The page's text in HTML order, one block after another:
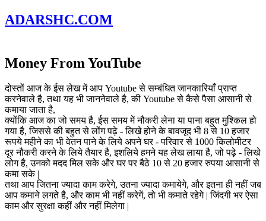
ADARSHC.COM
Money From YouTube
दोस्तों आज के ईस लेख में आप Youtube से सम्बंधित जानकारियाँ प्राप्त
करनेवाले है, तथा यह भी जाननेवाले है, की Youtube से कैसे पैसा आसानी से
कमाया जाता है,
क्योंकि आज का जो समय है, ईस समय में नौकरी लेना या पाना बहुत मुश्किल हो
गया है, जिससे की बहुत से लोंग पढ़े - लिखे होने के बावजूद भी 8 से 10 हजार
रूपये महीने का भी वेतन पाने के लिये अपने घर - परिवार से 1000 किलोमीटर
दूर नौकरी करने के लिये तैयार है, इशलिये हमने यह लेख लाया है, जो पढ़े - लिखे
लोग है, उनको मदद मिल सके और घर पर बैठे 10 से 20 हजार रुपया आसानी से
कमा सके |
तथा आप जितना ज्यादा काम करेगे, उतना ज्यादा कमायेगे, और इतना ही नहीं जब
आप कमाने लगते है, और काम भी नहीं करेगें, तो भी कमाते रहेगे | जिंदगी भर ऐसा
काम और सुरक्षा कहीं और नहीं मिलेगा |